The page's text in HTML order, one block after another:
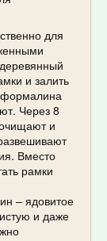
для
и залить
формалина
Через 8
и
Вместо
рамки
– ядовитое
и даже